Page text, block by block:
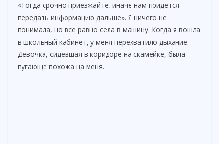
«Тогда срочно приезжайте, иначе нам придется
передать информацию дальше». Я ничего не
понимала, но все равно села в машину. Когда я вошла
в школьный кабинет, у меня перехватило дыхание.
Девочка, сидевшая в коридоре на скамейке, была
пугающе похожа на меня.